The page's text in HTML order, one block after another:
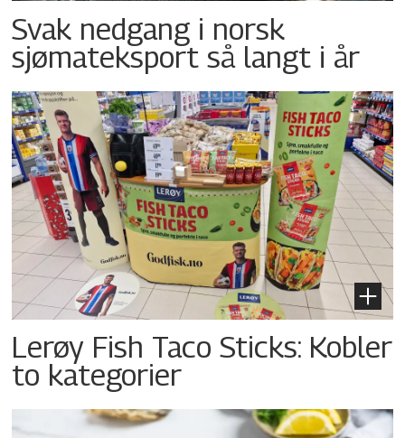
Svak nedgang i norsk
sjømateksport så langt i år
Lerøy Fish Taco Sticks: Kobler
to kategorier